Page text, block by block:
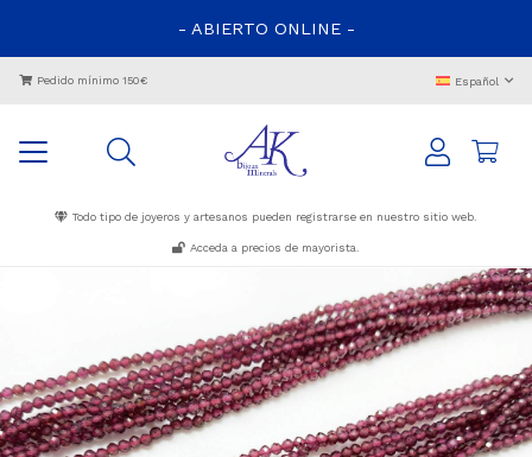
- ABIERTO ONLINE -
Pedido mínimo 150€ Español
Todo tipo de joyeros y artesanos pueden registrarse en nuestro sitio web.
Acceda a precios de mayorista.